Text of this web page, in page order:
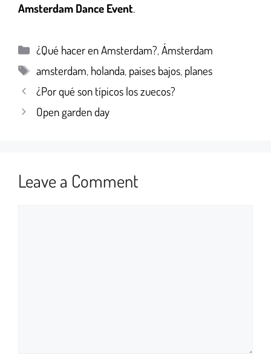
Amsterdam Dance Event.
¿Qué hacer en Amsterdam?,Ámsterdam
amsterdam, holanda, paises bajos, planes
¿Por qué son típicos los zuecos?
Open garden day
Leave a Comment